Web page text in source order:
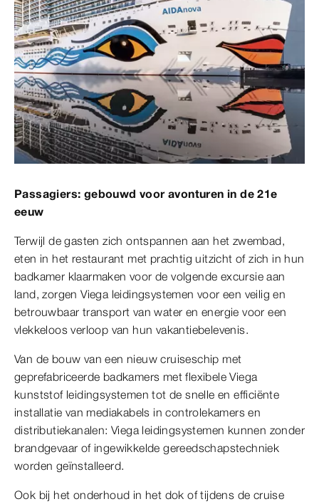
Passagiers: gebouwd voor avonturen in de 21e
eeuw
Terwijl de gasten zich ontspannen aan het zwembad,
eten in het restaurant met prachtig uitzicht of zich in hun
badkamer klaarmaken voor de volgende excursie aan
land, zorgen Viega leidingsystemen voor een veilig en
betrouwbaar transport van water en energie voor een
vlekkeloos verloop van hun vakantiebelevenis.
Van de bouw van een nieuw cruiseschip met
geprefabriceerde badkamers met flexibele Viega
kunststof leidingsystemen tot de snelle en efficiënte
installatie van mediakabels in controlekamers en
distributiekanalen: Viega leidingsystemen kunnen zonder
brandgevaar of ingewikkelde gereedschapstechniek
worden geïnstalleerd.
Ook bij het onderhoud in het dok of tijdens de cruise